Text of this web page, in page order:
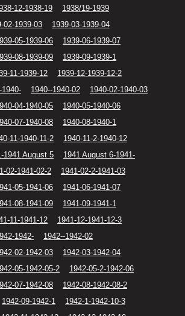
12-1938-19
1938/19-1939
02-1939-03
1939-03-1939-04
05-1939-06
1939-06-1939-07
08-1939-09
1939-09-1939-1
11-1939-12
1939-12-1939-12-2
1940- 1940--1940-02
1940-02-1940-03
04-1940-05
1940-05-1940-06
07-1940-08
1940-08-1940-1
11-1940-11-2
1940-11-2-1940-12
1941 August 5
1941 August 6-1941-
02-1941-02-2
1941-02-2-1941-03
05-1941-06
1941-06-1941-07
08-1941-09
1941-09-1941-1
11-1941-12
1941-12-1941-12-3
1942-
1942--1942-02
02-1942-03
1942-03-1942-04
05-1942-05-2
1942-05-2-1942-06
07-1942-08
1942-08-1942-08-2
1942-09-1942-1
1942-1-1942-10-3